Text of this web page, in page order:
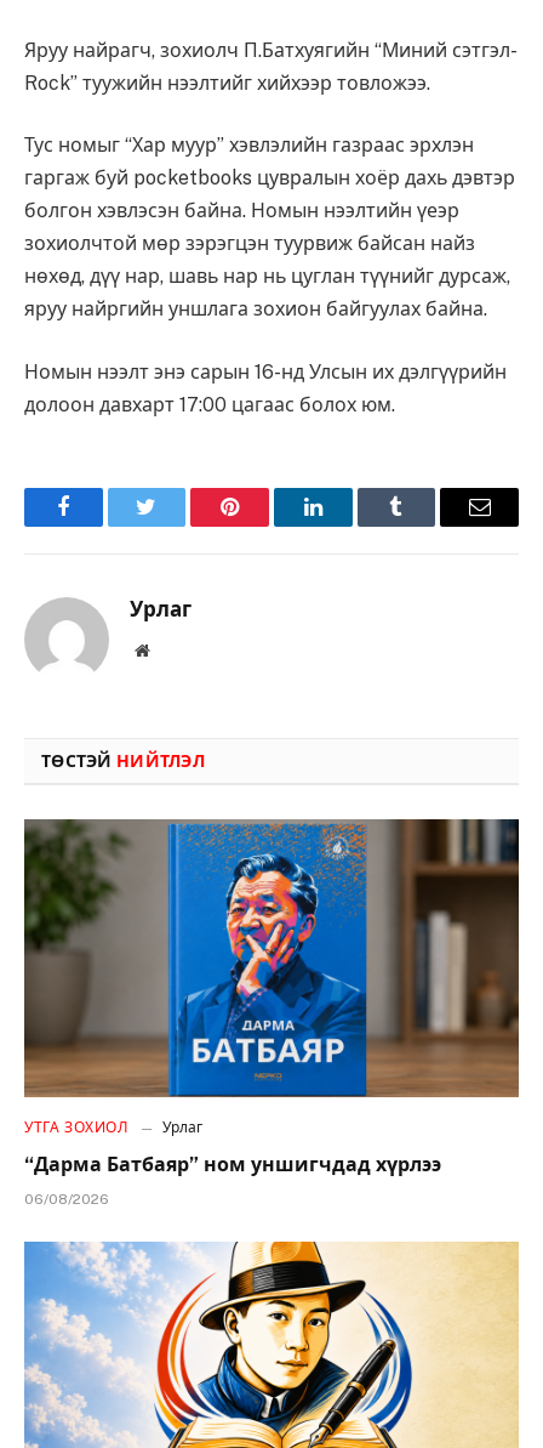
Яруу найрагч, зохиолч П.Батхуягийн “Миний сэтгэл-
Rock” туужийн нээлтийг хийхээр товложээ.
Тус номыг “Хар муур” хэвлэлийн газраас эрхлэн
гаргаж буй pocketbooks цувралын хоёр дахь дэвтэр
болгон хэвлэсэн байна. Номын нээлтийн үеэр
зохиолчтой мөр зэрэгцэн туурвиж байсан найз
нөхөд, дүү нар, шавь нар нь цуглан түүнийг дурсаж,
яруу найргийн уншлага зохион байгуулах байна.
Номын нээлт энэ сарын 16-нд Улсын их дэлгүүрийн
долоон давхарт 17:00 цагаас болох юм.
FacebookTwitter Pinterest LinkedInTumblr Имэйл
Урлаг
Вэбсайт
ТӨСТЭЙ НИЙТЛЭЛ
УТГА ЗОХИОЛ Урлаг
“Дарма Батбаяр” ном уншигчдад хүрлээ
06/08/2026